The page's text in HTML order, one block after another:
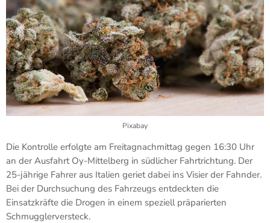
Pixabay
Die Kontrolle erfolgte am Freitagnachmittag gegen 16:30 Uhr
an der Ausfahrt Oy-Mittelberg in südlicher Fahrtrichtung. Der
25-jährige Fahrer aus Italien geriet dabei ins Visier der Fahnder.
Bei der Durchsuchung des Fahrzeugs entdeckten die
Einsatzkräfte die Drogen in einem speziell präparierten
Schmugglerversteck.